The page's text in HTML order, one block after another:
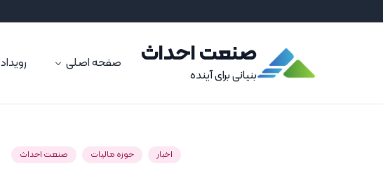
صنعت احداث
بنیانی برای آینده
صفحه اصلی رویداد
اخبار حوزه مالیات صنعت احداث